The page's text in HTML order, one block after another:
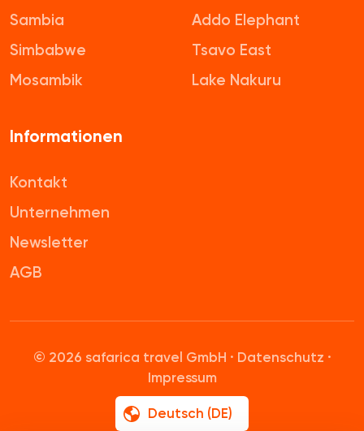
Sambia
Simbabwe
Mosambik
Addo Elephant
Tsavo East
Lake Nakuru
Informationen
Kontakt
Unternehmen
Newsletter
AGB
© 2026 safarica travel GmbH · Datenschutz ·
Impressum
Deutsch (DE)